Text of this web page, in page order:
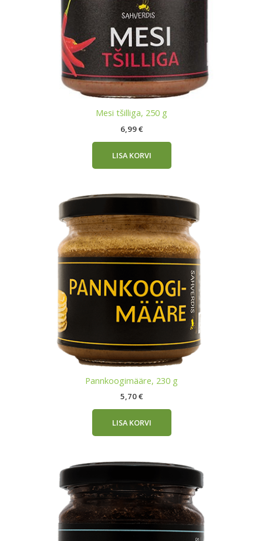
Mesi tšilliga, 250 g
6,99€
LISA KORVI
Pannkoogimääre, 230 g
5,70€
LISA KORVI